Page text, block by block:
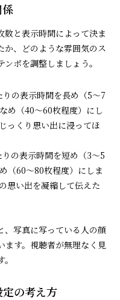
数と表示時間によって決ま
か、どのような雰囲気のス
ポを調整しましょう。
りの表示時間を長め（5～7
め（40～60枚程度）にし
っくり思い出に浸ってほ
りの表示時間を短め（3～5
（60～80枚程度）にしま
思い出を凝縮して伝えた
、写真に写っている人の顔
ます。視聴者が無理なく見
の考え方